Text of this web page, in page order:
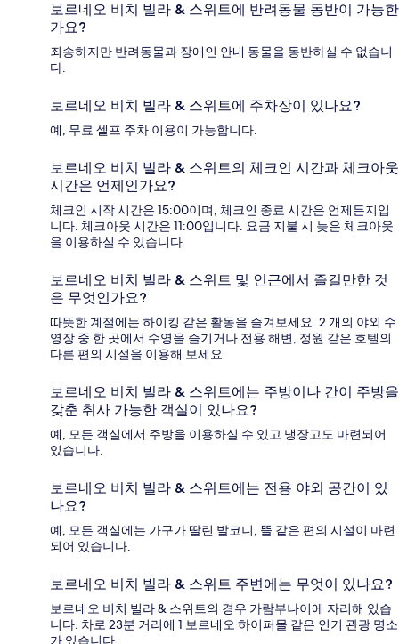
보르네오 비치 빌라 & 스위트에 반려동물 동반이 가능한
가요?
죄송하지만 반려동물과 장애인 안내 동물을 동반하실 수 없습니
다.
보르네오 비치 빌라 & 스위트에 주차장이 있나요?
예, 무료 셀프 주차 이용이 가능합니다.
보르네오 비치 빌라 & 스위트의 체크인 시간과 체크아웃
시간은 언제인가요?
체크인 시작 시간은 15:00이며, 체크인 종료 시간은 언제든지입
니다. 체크아웃 시간은 11:00입니다. 요금 지불 시 늦은 체크아웃
을 이용하실 수 있습니다.
보르네오 비치 빌라 & 스위트 및 인근에서 즐길만한 것
은 무엇인가요?
따뜻한 계절에는 하이킹 같은 활동을 즐겨보세요. 2 개의 야외 수
영장 중 한 곳에서 수영을 즐기거나 전용 해변, 정원 같은 호텔의
다른 편의 시설을 이용해 보세요.
보르네오 비치 빌라 & 스위트에는 주방이나 간이 주방을
갖춘 취사 가능한 객실이 있나요?
예, 모든 객실에서 주방을 이용하실 수 있고 냉장고도 마련되어
있습니다.
보르네오 비치 빌라 & 스위트에는 전용 야외 공간이 있
나요?
예, 모든 객실에는 가구가 딸린 발코니, 뜰 같은 편의 시설이 마련
되어 있습니다.
보르네오 비치 빌라 & 스위트 주변에는 무엇이 있나요?
보르네오 비치 빌라 & 스위트의 경우 가람부나이에 자리해 있습
니다. 차로 23분 거리에 1 보르네오 하이퍼몰 같은 인기 관광 명소
가 있습니다.